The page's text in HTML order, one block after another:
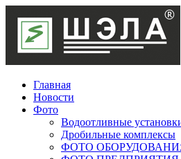
Главная
Новости
Фото
Водоотливные
Дробильные комплексы
ФОТО